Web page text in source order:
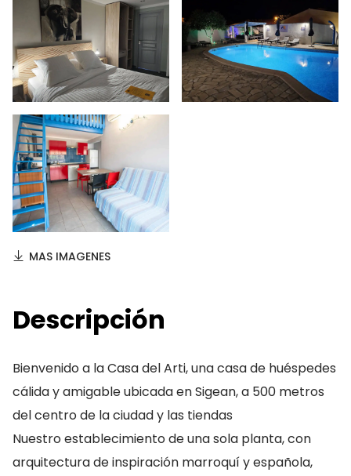
MAS IMAGENES
Descripción
Bienvenido a la Casa del Arti, una casa de huéspedes
cálida y amigable ubicada en Sigean, a 500 metros
del centro de la ciudad y las tiendas
Nuestro establecimiento de una sola planta, con
arquitectura de inspiración marroquí y española,